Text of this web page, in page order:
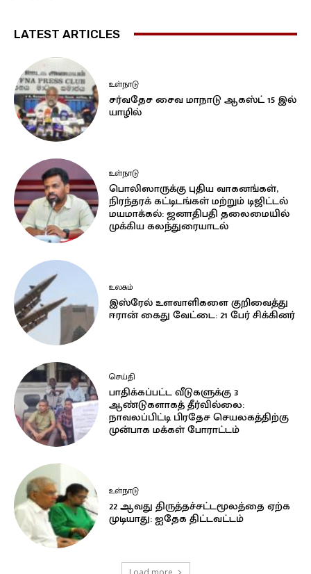
LATEST ARTICLES
உள்நாடு
சர்வதேச சைவ மாநாடு ஆகஸ்ட் 15 இல்
யாழில்
உள்நாடு
பொலிஸாருக்கு புதிய வாகனங்கள்,
நிரந்தரக் கட்டிடங்கள் மற்றும் டிஜிட்டல்
மயமாக்கல்: ஜனாதிபதி தலைமையில்
முக்கிய கலந்துரையாடல்
உலகம்
இஸ்ரேல் உளவாளிகளை குறிவைத்து
ஈரான் கைது வேட்டை: 21 பேர் சிக்கினர்
செய்தி
பாதிக்கப்பட்ட வீடுகளுக்கு 3
ஆண்டுகளாகத் தீர்வில்லை:
நாவலப்பிட்டி பிரதேச செயலகத்திற்கு
முன்பாக மக்கள் போராட்டம்
உள்நாடு
22 ஆவது திருத்தச்சட்டமூலத்தை ஏற்க
முடியாது: ஐதேக திட்டவட்டம்